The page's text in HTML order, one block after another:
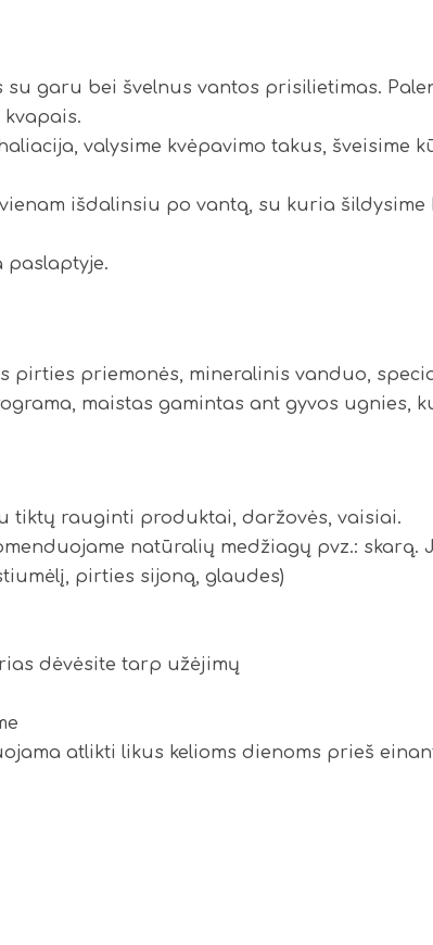
garu bei švelnus vantos prisilietimas.
kvapais.
valysime kvėpavimo takus, šveisime
išdalinsiu po vantą, su kuria šildysime
paslaptyje.
pirties priemonės, mineralinis vanduo,
maistas gamintas ant gyvos ugnies,
tiktų rauginti produktai, daržovės, vaisiai.
natūralių medžiagų pvz.: skarą.
pirties sijoną, glaudes)
dėvėsite tarp užėjimų
atlikti likus kelioms dienoms prieš